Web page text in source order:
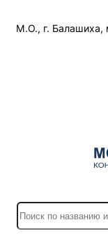
М.О., г. Балашиха,